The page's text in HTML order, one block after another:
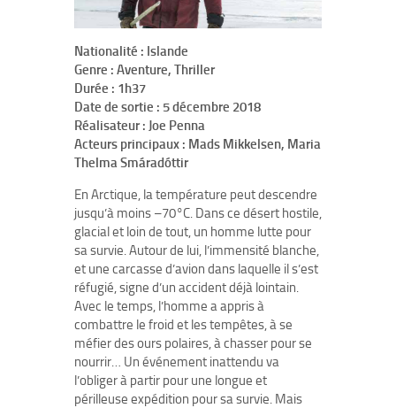
Nationalité : Islande
Genre : Aventure, Thriller
Durée : 1h37
Date de sortie : 5 décembre 2018
Réalisateur : Joe Penna
Acteurs principaux : Mads Mikkelsen, Maria
Thelma Smáradóttir
En Arctique, la température peut descendre
jusqu’à moins –70°C. Dans ce désert hostile,
glacial et loin de tout, un homme lutte pour
sa survie. Autour de lui, l’immensité blanche,
et une carcasse d’avion dans laquelle il s’est
réfugié, signe d’un accident déjà lointain.
Avec le temps, l’homme a appris à
combattre le froid et les tempêtes, à se
méfier des ours polaires, à chasser pour se
nourrir… Un événement inattendu va
l’obliger à partir pour une longue et
périlleuse expédition pour sa survie. Mais